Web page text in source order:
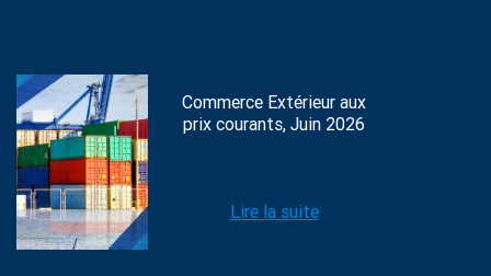
Commerce Extérieur aux
prix courants, Juin 2026
Lire la suite